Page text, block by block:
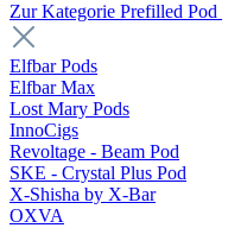
Zur Kategorie Prefilled Pod
Elfbar Pods
Elfbar Max
Lost Mary Pods
InnoCigs
Revoltage - Beam Pod
SKE - Crystal Plus Pod
X-Shisha by X-Bar
OXVA